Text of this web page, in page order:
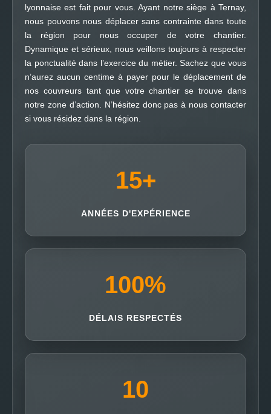
lyonnaise est fait pour vous. Ayant notre siège à Ternay,
nous pouvons nous déplacer sans contrainte dans toute
la région pour nous occuper de votre chantier.
Dynamique et sérieux, nous veillons toujours à respecter
la ponctualité dans l’exercice du métier. Sachez que vous
n’aurez aucun centime à payer pour le déplacement de
nos couvreurs tant que votre chantier se trouve dans
notre zone d’action. N’hésitez donc pas à nous contacter
si vous résidez dans la région.
15+
ANNÉES D'EXPÉRIENCE
100%
DÉLAIS RESPECTÉS
10